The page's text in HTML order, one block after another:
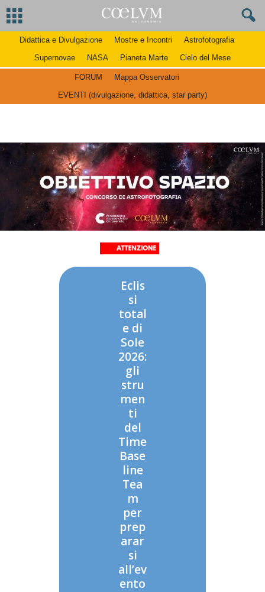
Didattica e Divulgazione Mostre e Incontri
Astrofotografia
Supernovae
NASA Pianeta Marte Cielo del Mese
FORUM
Mappa Osservatori
EVENTI (divulgazione, didattica, star party)
Eclis
si
total
e di
Sole
2026:
gli
stru
men
ti
del
Time
Base
line
Tea
m
per
prep
arar
si
all’ev
ento